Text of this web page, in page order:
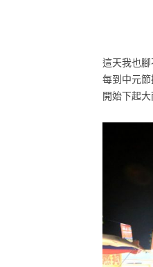
這天我也
每到中元
開始下起